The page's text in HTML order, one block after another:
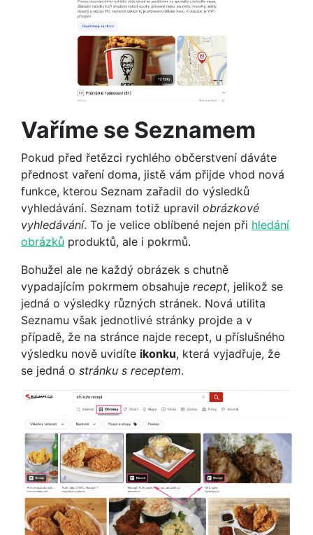
Vaříme se Seznamem
Pokud před řetězci rychlého občerstvení dáváte
přednost vaření doma, jistě vám přijde vhod nová
funkce, kterou Seznam zařadil do výsledků
vyhledávání. Seznam totiž upravil obrázkové
vyhledávání. To je velice oblíbené nejen při hledání
obrázků produktů, ale i pokrmů.
Bohužel ale ne každý obrázek s chutně
vypadajícím pokrmem obsahuje recept, jelikož se
jedná o výsledky různých stránek. Nová utilita
Seznamu však jednotlivé stránky projde a v
případě, že na stránce najde recept, u příslušného
výsledku nově uvidíte ikonku, která vyjadřuje, že
se jedná o stránku s receptem.